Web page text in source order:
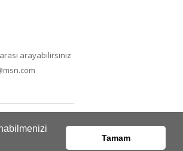
Tamam
arayabilirsiniz